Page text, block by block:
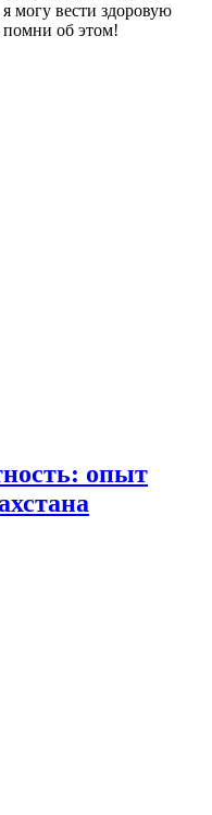
могу вести здоровую
об этом!
опыт